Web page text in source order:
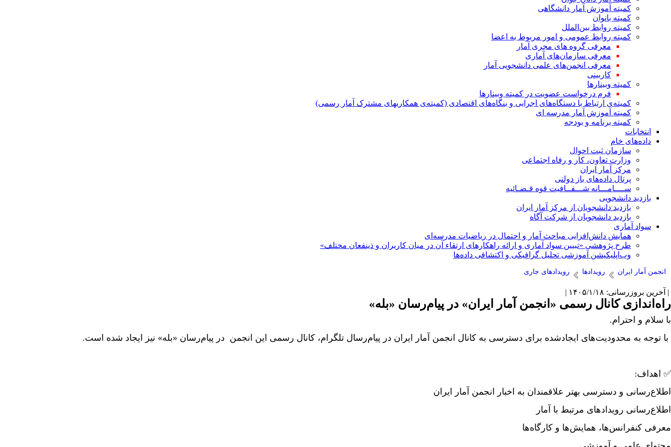
کمیته آموزش آمار دانشگاهی
کمیته بانوان
کمیته روابط بین‌الملل
کمیته روابط عمومی و امور مربوط به اعضا
معرفی گروه های مجری آمار
معرفی سازمان‌های آماری
معرفی انجمن‌های علمی دانشجویی آمار
کاربینی
کمیته وبینارها
فرم درخواست عضویت در کمیته وبینارها
کمیته‌ی ارتباط با دستگاه‌های اجرایی و بنگاه‌های اقتصادی (کمیته‌ی همکاریهای مشترک آمار رسمی)
کمیته آموزش آمار مدرسه ای
کمیته برنامه و بودجه
انتخابات
داده‌های خام
سازمان ثبت احوال
وزارت تعاون، کار و رفاه اجتماعی
مرکز آمار ایران
پرتال داده‌های باز دولتی
ســــامـــانه شـــفــافیت قوه قـضـائیه
بازدید دانشجویی
بازدید دانشجویان از مرکز آمار ایران
بازدید دانشجویان از شرکت آگاه
سواد آماری
همایش دانش‌افزایی مباحث آمار و احتمال در ریاضیات مدرسه‌ای
طرح پژوهشی «تبیین سواد آماری و ارائه راهکارهای ارتقاء آن در میان کاربران و ذینفعان مختلف»
وب‌اپلیکیشن آموزشی تحلیل گرافیکی و اکتشافی داده‌ها
انجمن آمار ایران رویدادها رویدادهای جاری
| آخرین بروزرسانی: ۱۴۰۵/۱/۱۸ |
راه‌اندازی کانال رسمی «انجمن آمار ایران» در پیام‌رسان «بله»
با سلام و احترام.
با توجه به محدودیت‌های ایجادشده برای دسترسی به کانال انجمن آمار ایران در پیام‌رسال تلگرام، کانال رسمی این انجمن در پیام‌رسان «بله» نیز ایجاد شده است.
✅ اهداف:
اطلاع‌رسانی و دسترسی بهتر علاقمندان به اخبار انجمن آمار ایران
اطلاع‌رسانی رویدادهای مرتبط با آمار
معرفی کنفرانس‌ها، همایش‌ها و کارگاه‌ها